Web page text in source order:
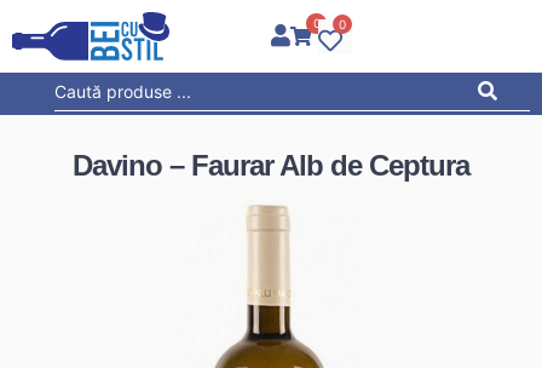
0 0
Davino – Faurar Alb de Ceptura